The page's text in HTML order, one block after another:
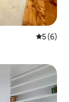
औसत रेटिंग
5 (6)